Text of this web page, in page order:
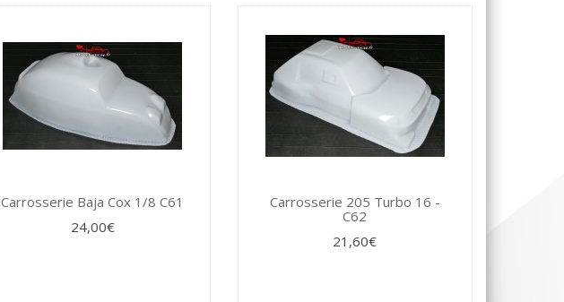
Carrosserie Baja Cox 1/8 C61
24,00€
Carrosserie 205 Turbo 16 -
C62
21,60€